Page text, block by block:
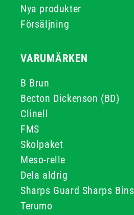
Nya produkter
Försäljning
VARUMÄRKEN
B Brun
Becton Dickenson (BD)
Clinell
FMS
Skolpaket
Meso-relle
Dela aldrig
Sharps Guard Sharps Bins
Terumo